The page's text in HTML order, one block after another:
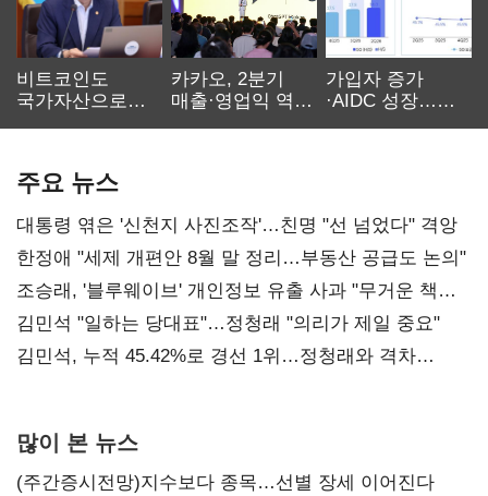
비트코인도
국가자산으로…'
카카오, 2분기
매출·영업익 역대
가입자 증가
·AIDC 성장…
주요 뉴스
대통령 엮은 '신천지 사진조작'…친명 "선 넘었다" 격앙
한정애 "세제 개편안 8월 말 정리…부동산 공급도 논의"
조승래, '블루웨이브' 개인정보 유출 사과 "무거운 책임
통감"
김민석 "일하는 당대표"…정청래 "의리가 제일 중요"
김민석, 누적 45.42%로 경선 1위…정청래와 격차
많이 본 뉴스
(주간증시전망)지수보다 종목…선별 장세 이어진다